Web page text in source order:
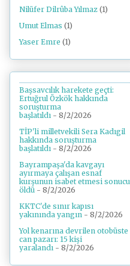
Nilüfer Dilrûba Yılmaz (1)
Umut Elmas (1)
Yaser Emre (1)
Başsavcılık harekete geçti:
Ertuğrul Özkök hakkında
soruşturma
başlatıldı - 8/2/2026
TİP'li milletvekili Sera Kadıgil
hakkında soruşturma
başlatıldı - 8/2/2026
Bayrampaşa'da kavgayı
ayırmaya çalışan esnaf
kurşunun isabet etmesi sonucu
öldü - 8/2/2026
KKTC'de sınır kapısı
yakınında yangın - 8/2/2026
Yol kenarına devrilen otobüste
can pazarı: 15 kişi
yaralandı - 8/2/2026